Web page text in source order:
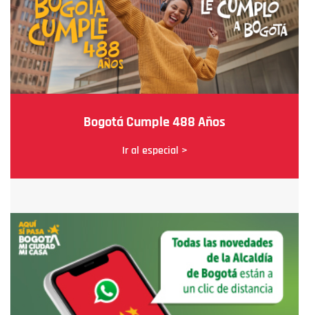
Bogotá Cumple 488 Años
Ir al especial >